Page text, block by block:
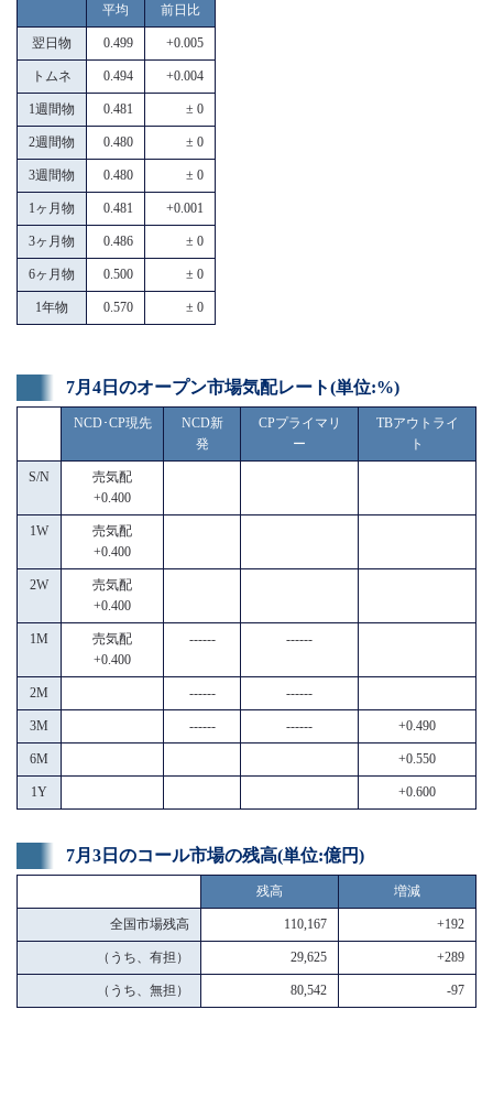
平均 前日比
翌日物 0.499 +0.005
トムネ 0.494 +0.004
1週間物 0.481 ± 0
2週間物 0.480 ± 0
3週間物 0.480 ± 0
1ヶ月物 0.481 +0.001
3ヶ月物 0.486 ± 0
6ヶ月物 0.500 ± 0
1年物 0.570 ± 0
7月4日のオープン市場気配レート(単位:%)
NCD･CP現先
NCD新
発
CPプライマリ
ー
TBアウトライ
ト
S/N
売気配
+0.400
1W
売気配
+0.400
2W
売気配
+0.400
1M
売気配
+0.400
------ ------
2M ------ ------
3M ------ ------ +0.490
6M +0.550
1Y +0.600
7月3日のコール市場の残高(単位:億円)
残高 増減
全国市場残高 110,167 +192
（うち、有担） 29,625 +289
（うち、無担） 80,542 -97